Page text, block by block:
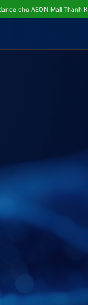
cho AEON Mall Thanh